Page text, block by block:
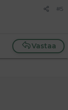
#5
Vastaa